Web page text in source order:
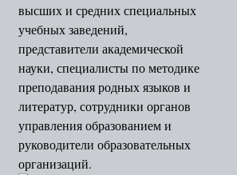
высших и средних специальных
учебных заведений,
представители академической
науки, специалисты по методике
преподавания родных языков и
литератур, сотрудники органов
управления образованием и
руководители образовательных
организаций.